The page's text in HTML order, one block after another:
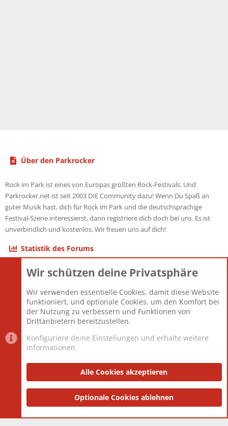
Über den Parkrocker
Rock im Park ist eines von Europas größten Rock-Festivals. Und
Parkrocker.net ist seit 2003 DIE Community dazu! Wenn Du Spaß an
guter Musik hast, dich für Rock im Park und die deutschsprachige
Festival-Szene interessierst, dann registriere dich doch bei uns. Es ist
unverbindlich und kostenlos. Wir freuen uns auf dich!
Statistik des Forums
Themen
Mitglieder
12.425
Neuestes Mitglied
Toddster85
Datenschutzerklärung Impressum
Community platform by XenForo® © 2010-2025 XenForo Ltd.
and add-ons by ThemeHouse
Wir schützen deine Privatsphäre
Wir verwenden essentielle Cookies, damit diese Website
funktioniert, und optionale Cookies, um den Komfort bei
der Nutzung zu verbessern und Funktionen von
Drittanbietern bereitzustellen.
Konfiguriere deine Einstellungen und erhalte weitere
Informationen
Alle Cookies akzeptieren
Optionale Cookies ablehnen